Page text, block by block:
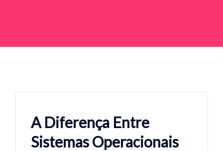
A Diferença Entre
Sistemas Operacionais